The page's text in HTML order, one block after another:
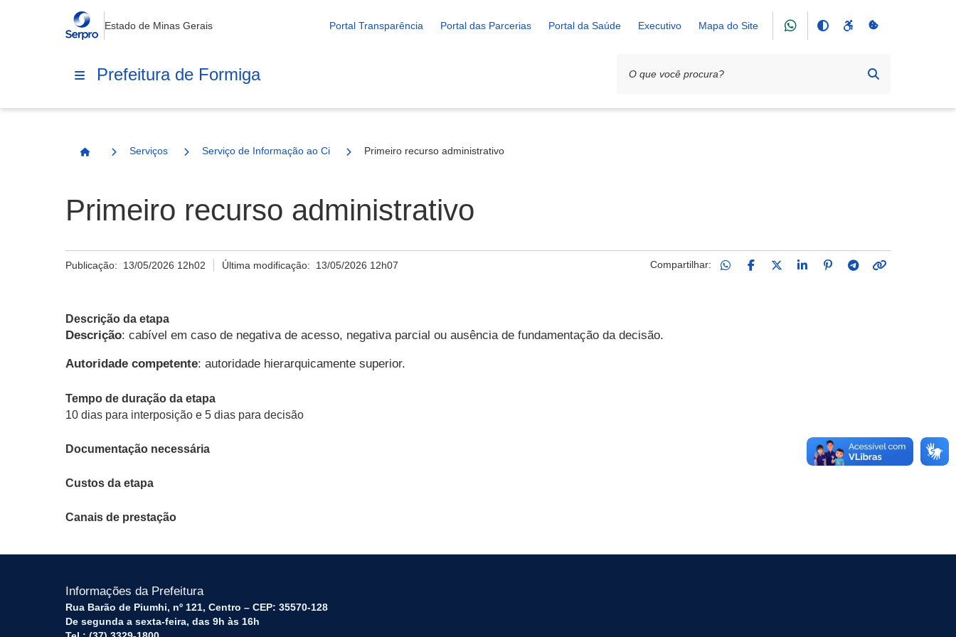
Estado de Minas Gerais Portal Transparência Portal das Parcerias Portal da Saúde Executivo Mapa do Site
Prefeitura de Formiga
Página Inicial
Serviços Serviço de Informação ao Cidadão Primeiro recurso administrativo
Primeiro recurso administrativo
Publicação: 13/05/2026 12h02 Última modificação: 13/05/2026 12h07 Compartilhar:
Descrição da etapa
Descrição: cabível em caso de negativa de acesso, negativa parcial ou ausência de fundamentação da decisão.
Autoridade competente: autoridade hierarquicamente superior.
Tempo de duração da etapa
10 dias para interposição e 5 dias para decisão
Documentação necessária
Custos da etapa
Canais de prestação
Informações da Prefeitura
Rua Barão de Piumhi, nº 121, Centro – CEP: 35570-128
De segunda a sexta-feira, das 9h às 16h